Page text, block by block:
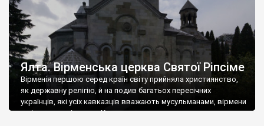
Ялта. Вірменська церква Святої Ріпсіме
Вірменія першою серед країн світу прийняла християнство,
як державну релігію, й на подив багатьох пересічних
українців, які усіх кавказців вважають мусульманами, вірмени
є відданими вірянами Христа